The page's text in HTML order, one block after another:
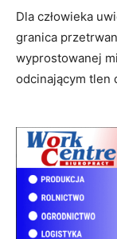
sięgała
Dla człowieka
granica
odcinającym